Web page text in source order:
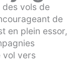
vols de
de
en plein essor,
vol vers